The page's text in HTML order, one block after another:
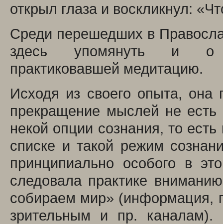
открыл глаза и воскликнул:
Среди перешедших в
здесь упомянуть и о
практиковавшей медитацию.
Исходя из своего опыта, она
прекращение мыслей не есть
некой опции сознания, то
списке и такой режим
принципиально особого в
следовала практике
собираем мир» (информация,
зрительным и пр. каналам).